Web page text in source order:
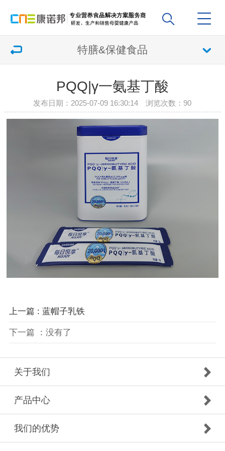
特膳&保健食品
PQQ|γ一氨基丁酸
发布日期：2025-07-09 16:30:14 浏览次数： 90
上一篇 : 蓝帽子乳铁
下一篇 ：没有了
关于我们
产品中心
我们的优势